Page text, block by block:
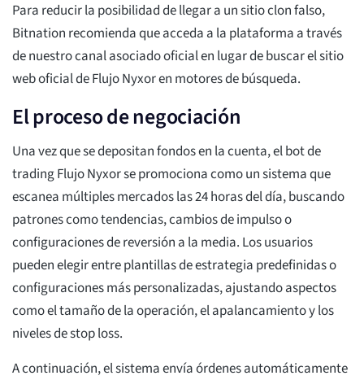
Para reducir la posibilidad de llegar a un sitio clon falso,
Bitnation recomienda que acceda a la plataforma a través
de nuestro canal asociado oficial en lugar de buscar el sitio
web oficial de Flujo Nyxor en motores de búsqueda.
El proceso de negociación
Una vez que se depositan fondos en la cuenta, el bot de
trading Flujo Nyxor se promociona como un sistema que
escanea múltiples mercados las 24 horas del día, buscando
patrones como tendencias, cambios de impulso o
configuraciones de reversión a la media. Los usuarios
pueden elegir entre plantillas de estrategia predefinidas o
configuraciones más personalizadas, ajustando aspectos
como el tamaño de la operación, el apalancamiento y los
niveles de stop loss.
A continuación, el sistema envía órdenes automáticamente